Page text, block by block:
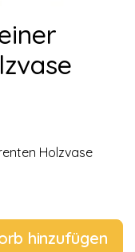
Holzvase
hinzufügen